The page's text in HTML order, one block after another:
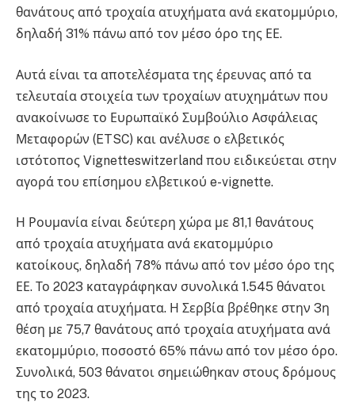
θανάτους από τροχαία ατυχήματα ανά εκατομμύριο,
δηλαδή 31% πάνω από τον μέσο όρο της ΕΕ.
Αυτά είναι τα αποτελέσματα της έρευνας από τα
τελευταία στοιχεία των τροχαίων ατυχημάτων που
ανακοίνωσε το Ευρωπαϊκό Συμβούλιο Ασφάλειας
Μεταφορών (ETSC) και ανέλυσε ο ελβετικός
ιστότοπος Vignetteswitzerland που ειδικεύεται στην
αγορά του επίσημου ελβετικού e-vignette.
Η Ρουμανία είναι δεύτερη χώρα με 81,1 θανάτους
από τροχαία ατυχήματα ανά εκατομμύριο
κατοίκους, δηλαδή 78% πάνω από τον μέσο όρο της
ΕΕ. Το 2023 καταγράφηκαν συνολικά 1.545 θάνατοι
από τροχαία ατυχήματα. Η Σερβία βρέθηκε στην 3η
θέση με 75,7 θανάτους από τροχαία ατυχήματα ανά
εκατομμύριο, ποσοστό 65% πάνω από τον μέσο όρο.
Συνολικά, 503 θάνατοι σημειώθηκαν στους δρόμους
της το 2023.